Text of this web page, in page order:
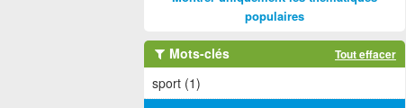
populaires
Mots-clés Tout effacer
sport (1)